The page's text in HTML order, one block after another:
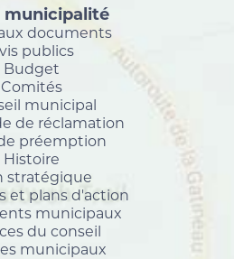
municipalité
documents
publics
Budget
Comités
municipal
de réclamation
préemption
Histoire
stratégique
et plans d'action
municipaux
du conseil
municipaux